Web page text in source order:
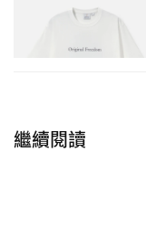
繼續閱讀